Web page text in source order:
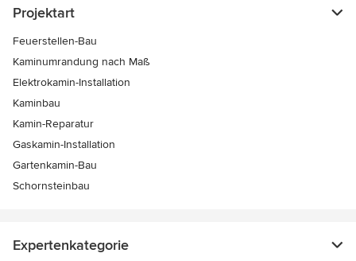
Projektart
Feuerstellen-Bau
Kaminumrandung nach Maß
Elektrokamin-Installation
Kaminbau
Kamin-Reparatur
Gaskamin-Installation
Gartenkamin-Bau
Schornsteinbau
Expertenkategorie